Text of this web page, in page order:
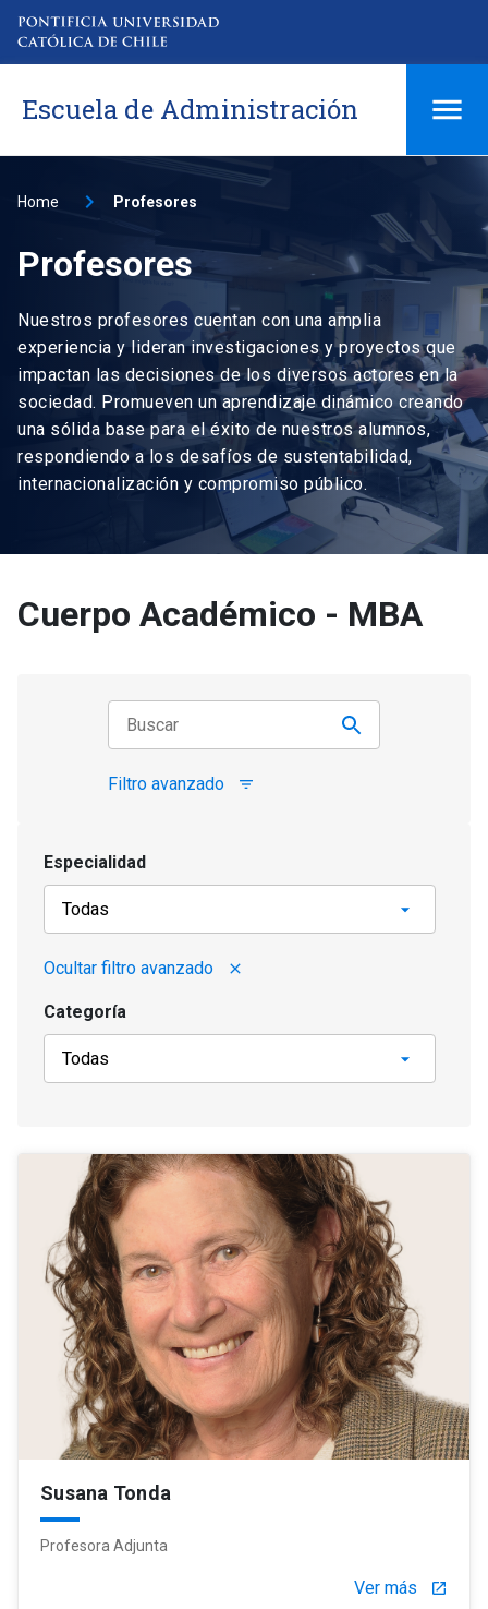
Escuela de Administración
Home Profesores
Profesores
Nuestros profesores cuentan con una amplia
experiencia y lideran investigaciones y proyectos que
impactan las decisiones de los diversos actores en la
sociedad. Promueven un aprendizaje dinámico creando
una sólida base para el éxito de nuestros alumnos,
respondiendo a los desafíos de sustentabilidad,
internacionalización y compromiso público.
Cuerpo Académico - MBA
Filtro avanzado filter_list
Especialidad
Ocultar filtro avanzado close
Categoría
Susana Tonda
Profesora Adjunta
Ver más launch